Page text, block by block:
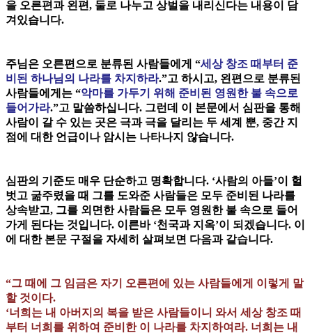
을 오른편과 왼편, 둘로 나누고 상벌을 내리신다는 내용이 담
겨있습니다.
주님은 오른편으로 분류된 사람들에게 “세상 창조 때부터 준
비된 하나님의 나라를 차지하라.”고 하시고, 왼편으로 분류된
사람들에게는 “악마를 가두기 위해 준비된 영원한 불 속으로
들어가라.”고 말씀하십니다. 그런데 이 본문에서 심판을 통해
사람이 갈 수 있는 곳은 극과 극을 달리는 두 세계 뿐, 중간 지
점에 대한 언급이나 암시는 나타나지 않습니다.
심판의 기준도 매우 단순하고 명확합니다. ‘사람의 아들’이 헐
벗고 굶주렸을 때 그를 도와준 사람들은 모두 준비된 나라를
상속받고, 그를 외면한 사람들은 모두 영원한 불 속으로 들어
가게 된다는 것입니다. 이른바 ‘천국과 지옥’이 되겠습니다. 이
에 대한 본문 구절을 자세히 살펴보면 다음과 같습니다.
“그 때에 그 임금은 자기 오른편에 있는 사람들에게 이렇게 말
할 것이다.
‘너희는 내 아버지의 복을 받은 사람들이니 와서 세상 창조 때
부터 너희를 위하여 준비한 이 나라를 차지하여라. 너희는 내